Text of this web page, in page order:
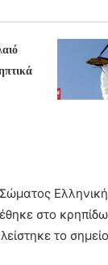
στο
το